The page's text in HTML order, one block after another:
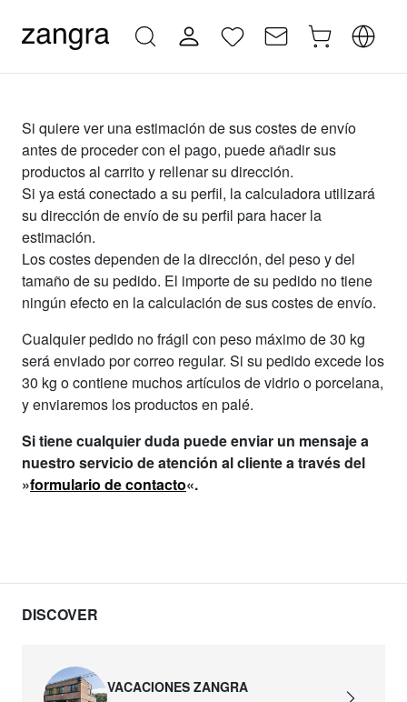
Si quiere ver una estimación de sus costes de envío
antes de proceder con el pago, puede añadir sus
productos al carrito y rellenar su dirección.
Si ya está conectado a su perfil, la calculadora utilizará
su dirección de envío de su perfil para hacer la
estimación.
Los costes dependen de la dirección, del peso y del
tamaño de su pedido. El importe de su pedido no tiene
ningún efecto en la calculación de sus costes de envío.
Cualquier pedido no frágil con peso máximo de 30 kg
será enviado por correo regular. Si su pedido excede los
30 kg o contiene muchos artículos de vidrio o porcelana,
y enviaremos los productos en palé.
Si tiene cualquier duda puede enviar un mensaje a
nuestro servicio de atención al cliente a través del
»formulario de contacto«.
DISCOVER
VACACIONES ZANGRA